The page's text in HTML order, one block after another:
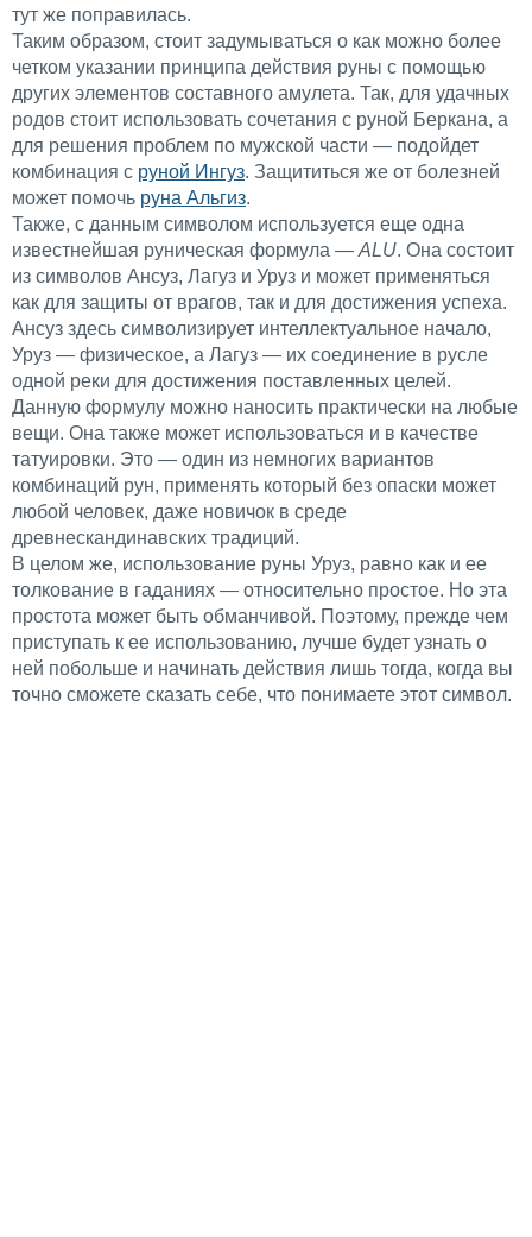
тут же поправилась.
Таким образом, стоит задумываться о как можно более
четком указании принципа действия руны с помощью
других элементов составного амулета. Так, для удачных
родов стоит использовать сочетания с руной Беркана, а
для решения проблем по мужской части — подойдет
комбинация с руной Ингуз. Защититься же от болезней
может помочь руна Альгиз.
Также, с данным символом используется еще одна
известнейшая руническая формула — ALU. Она состоит
из символов Ансуз, Лагуз и Уруз и может применяться
как для защиты от врагов, так и для достижения успеха.
Ансуз здесь символизирует интеллектуальное начало,
Уруз — физическое, а Лагуз — их соединение в русле
одной реки для достижения поставленных целей.
Данную формулу можно наносить практически на любые
вещи. Она также может использоваться и в качестве
татуировки. Это — один из немногих вариантов
комбинаций рун, применять который без опаски может
любой человек, даже новичок в среде
древнескандинавских традиций.
В целом же, использование руны Уруз, равно как и ее
толкование в гаданиях — относительно простое. Но эта
простота может быть обманчивой. Поэтому, прежде чем
приступать к ее использованию, лучше будет узнать о
ней побольше и начинать действия лишь тогда, когда вы
точно сможете сказать себе, что понимаете этот символ.